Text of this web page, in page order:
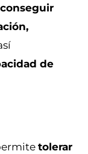
de
tolerar